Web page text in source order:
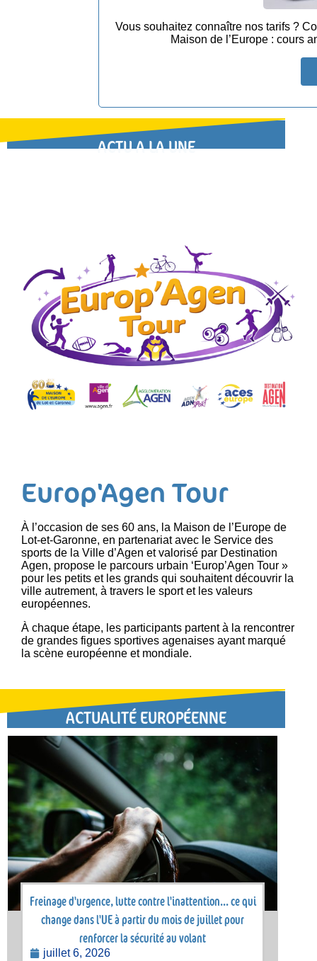
Vous souhaitez connaître nos tarifs ?
Maison de l’Europe : cours
ACTU A LA UNE
Europ'Agen Tour
À l’occasion de ses 60 ans, la Maison de l’Europe de
Lot-et-Garonne, en partenariat avec le Service des
sports de la Ville d’Agen et valorisé par Destination
Agen, propose le parcours urbain ‘Europ’Agen Tour »
pour les petits et les grands qui souhaitent découvrir la
ville autrement, à travers le sport et les valeurs
européennes.
À chaque étape, les participants partent à la rencontrer
de grandes figues sportives agenaises ayant marqué
la scène européenne et mondiale.
ACTUALITÉ EUROPÉENNE
Freinage d'urgence, lutte contre l'inattention... ce qui
change dans l'UE à partir du mois de juillet pour
renforcer la sécurité au volant
juillet 6, 2026